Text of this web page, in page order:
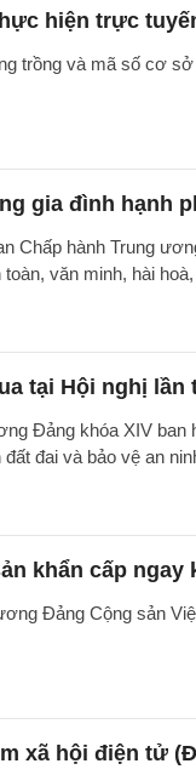
hiện trực
trồng và mã số cơ
gia đình hạnh
Chấp hành Trung
văn minh, hài
tại Hội nghị
Đảng khóa XIV
đai và bảo vệ an
khẩn cấp
Đảng Cộng sản
xã hội điện tử